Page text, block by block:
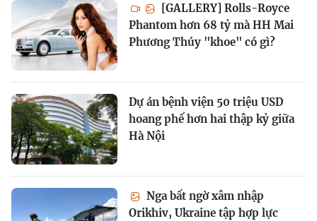
[GALLERY] Rolls-Royce
Phantom hơn 68 tỷ mà HH Mai
Phương Thúy "khoe" có gì?
Dự án bệnh viện 50 triệu USD
hoang phế hơn hai thập kỷ giữa
Hà Nội
Nga bất ngờ xâm nhập
Orikhiv, Ukraine tập hợp lực